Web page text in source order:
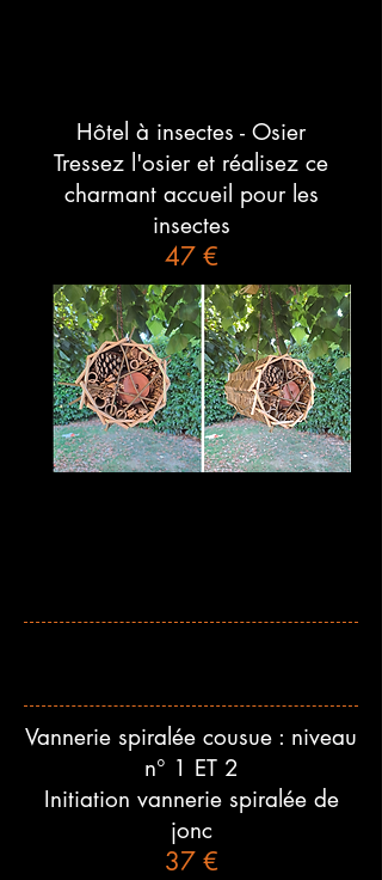
Hôtel à insectes - Osier
Tressez l'osier et réalisez ce
charmant accueil pour les
insectes
47 €
Vannerie spiralée cousue : niveau
n° 1 ET 2
Initiation vannerie spiralée de
jonc
37 €